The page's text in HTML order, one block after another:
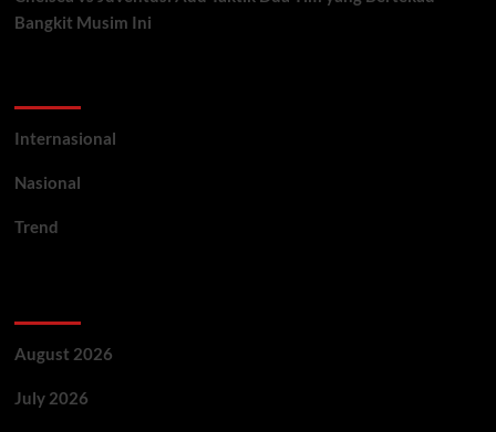
Bangkit Musim Ini
Internasional
Nasional
Trend
August 2026
July 2026